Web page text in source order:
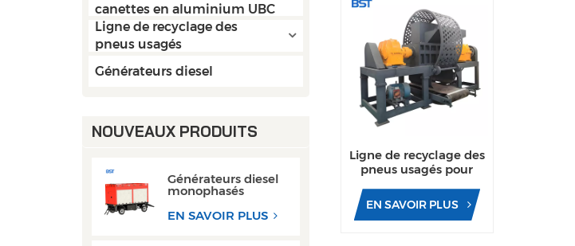
canettes en aluminium UBC
Ligne de recyclage des
pneus usagés
Générateurs diesel
NOUVEAUX PRODUITS
Générateurs diesel
monophasés
80 kW AC avec
EN SAVOIR PLUS
Ligne de recyclage des
pneus usagés pour
pneus
EN SAVOIR PLUS